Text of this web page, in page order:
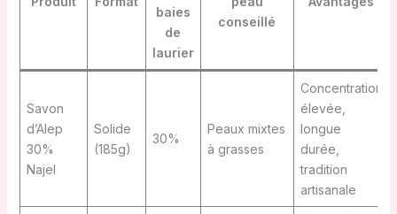
baies
de
laurier
conseillé
Savon
d’Alep
30%
Najel
Solide
(185g)
30%
Peaux mixtes
à grasses
Concentration
élevée,
longue
durée,
tradition
artisanale